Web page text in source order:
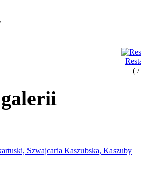
( /
Szwajcaria Kaszubska, Kaszuby